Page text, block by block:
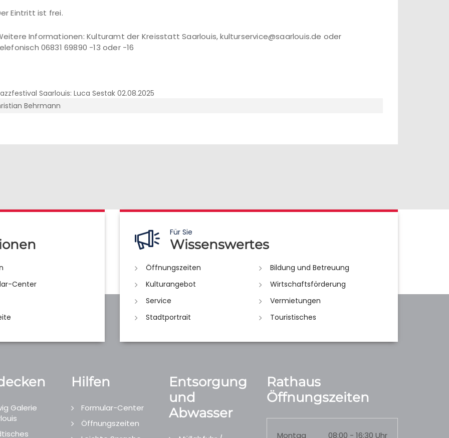
Eintritt ist frei.
Informationen: Kulturamt der Kreisstatt Saarlouis, kulturservice@saarlouis.de oder
06831 69890 -13 oder -16
Behrmann
Center
Für Sie
Wissenswertes
Öffnungszeiten
Bildung und Betreuung
Kulturangebot
Wirtschaftsförderung
Service
Vermietungen
Stadtportrait
Touristisches
Galerie
Hilfen
Formular-Center
Öffnungszeiten
Entsorgung
und
Abwasser
Rathaus
Öffnungszeiten
Montag 08:00 - 16:30 Uhr